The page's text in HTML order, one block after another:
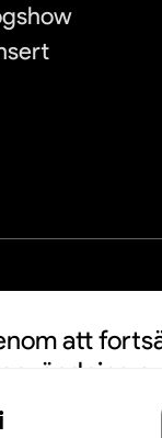
att
av
för